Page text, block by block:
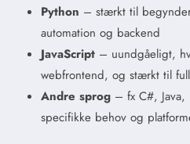
Python – stærkt til
automation og backend
JavaScript– uundgåeligt,
webfrontend, og stærkt til
Andre sprog– fx C#, Java,
specifikke behov og